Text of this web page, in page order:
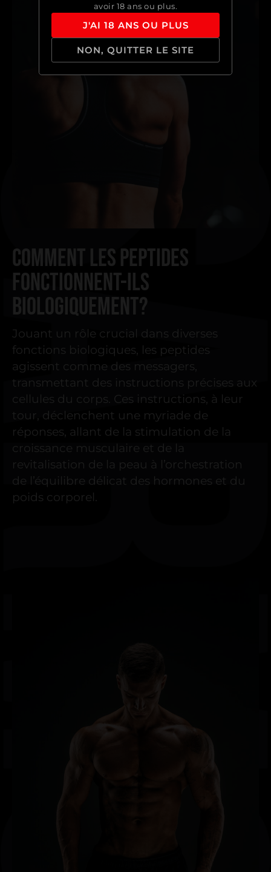
COMMENT LES PEPTIDES
FONCTIONNENT-ILS
BIOLOGIQUEMENT?
Jouant un rôle crucial dans diverses
fonctions biologiques, les peptides
agissent comme des messagers,
transmettant des instructions précises aux
cellules du corps. Ces instructions, à leur
tour, déclenchent une myriade de
réponses, allant de la stimulation de la
croissance musculaire et de la
revitalisation de la peau à l’orchestration
de l’équilibre délicat des hormones et du
poids corporel.
avoir 18 ans ou plus.
J'AI 18 ANS OU PLUS
NON, QUITTER LE SITE